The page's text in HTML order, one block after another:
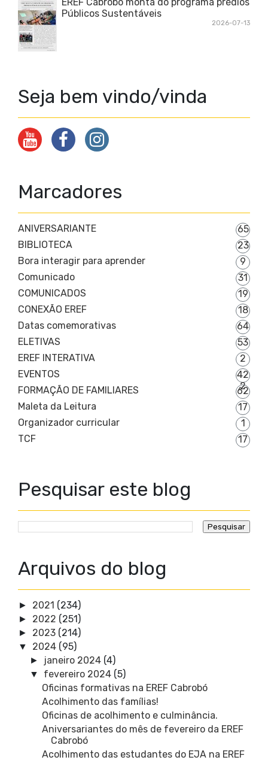
EREF Cabrobó monta do programa prédios
Públicos Sustentáveis
2026-07-13
Seja bem vindo/vinda
Marcadores
ANIVERSARIANTE
65
BIBLIOTECA
23
Bora interagir para aprender
9
Comunicado
31
COMUNICADOS
19
CONEXÃO EREF
18
Datas comemorativas
64
ELETIVAS
53
EREF INTERATIVA
2
EVENTOS
42
2
FORMAÇÃO DE FAMILIARES
62
Maleta da Leitura
17
Organizador curricular
1
TCF
17
Pesquisar este blog
Arquivos do blog
► 2021 (234)
► 2022 (251)
► 2023 (214)
▼ 2024 (95)
► janeiro 2024 (4)
▼ fevereiro 2024 (5)
Oficinas formativas na EREF Cabrobó
Acolhimento das famílias!
Oficinas de acolhimento e culminância.
Aniversariantes do mês de fevereiro da EREF
Cabrobó
Acolhimento das estudantes do EJA na EREF